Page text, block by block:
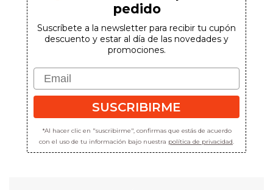
pedido
Suscríbete a la newsletter para recibir tu cupón
descuento y estar al día de las novedades y
promociones.
Email
SUSCRIBIRME
*Al hacer clic en "suscribirme", confirmas que estás de acuerdo
con el uso de tu información bajo nuestra política de privacidad.